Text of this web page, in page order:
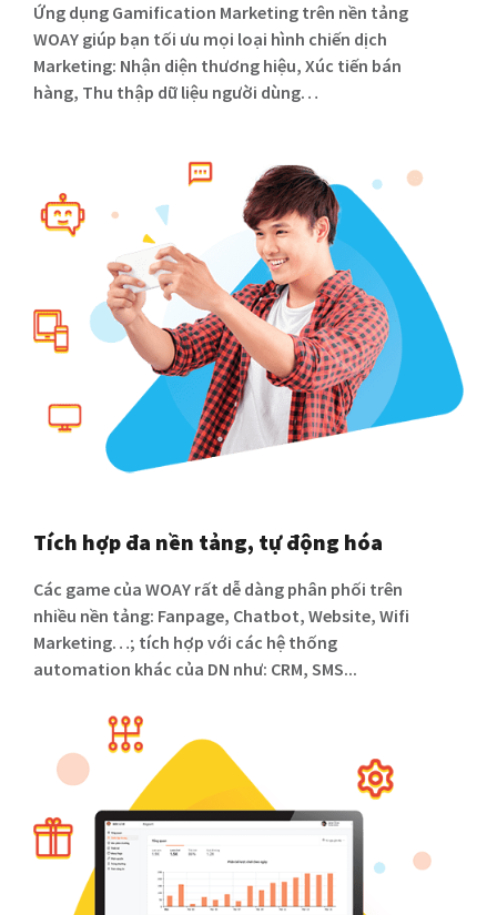
Ứng dụng Gamification Marketing trên nền tảng
WOAY giúp bạn tối ưu mọi loại hình chiến dịch
Marketing: Nhận diện thương hiệu, Xúc tiến bán
hàng, Thu thập dữ liệu người dùng…
Tích hợp đa nền tảng, tự động hóa
Các game của WOAY rất dễ dàng phân phối trên
nhiều nền tảng: Fanpage, Chatbot, Website, Wifi
Marketing…; tích hợp với các hệ thống
automation khác của DN như: CRM, SMS...